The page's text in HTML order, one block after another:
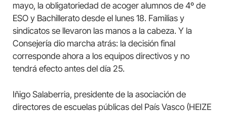
mayo, la obligatoriedad de acoger alumnos de 4º de
ESO y Bachillerato desde el lunes 18. Familias y
sindicatos se llevaron las manos a la cabeza. Y la
Consejería dio marcha atrás: la decisión final
corresponde ahora a los equipos directivos y no
tendrá efecto antes del día 25.
Iñigo Salaberria, presidente de la asociación de
directores de escuelas públicas del País Vasco (HEIZE